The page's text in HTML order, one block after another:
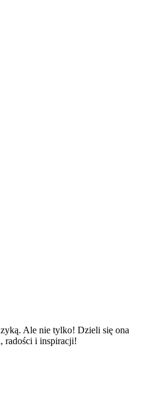
Ale nie tylko! Dzieli się ona
radości i inspiracji!